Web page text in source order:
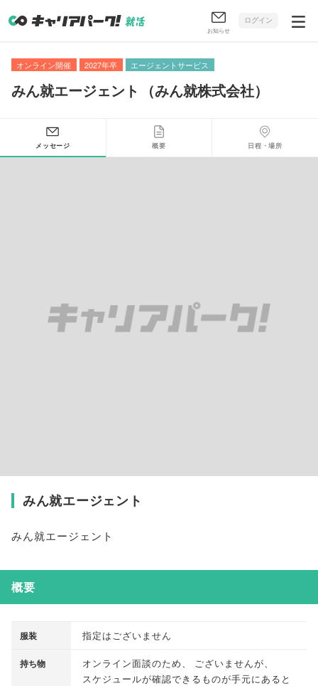
お知らせ
ログイン
オンライン開催 2027年卒 エージェントサービス
みん就エージェント （みん就株式会社）
メッセージ 概要 日程・場所
みん就エージェント
みん就エージェント
概要
服装 指定はございません
持ち物 オンライン面談のため、 ございませんが、
スケジュールが確認できるものが手元にあると